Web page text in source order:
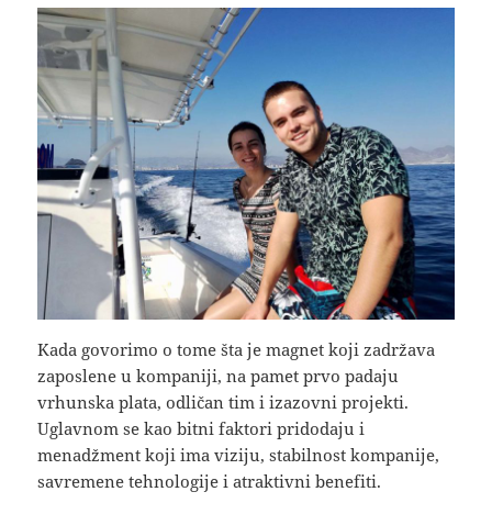
Kada govorimo o tome šta je magnet koji zadržava
zaposlene u kompaniji, na pamet prvo padaju
vrhunska plata, odličan tim i izazovni projekti.
Uglavnom se kao bitni faktori pridodaju i
menadžment koji ima viziju, stabilnost kompanije,
savremene tehnologije i atraktivni benefiti.